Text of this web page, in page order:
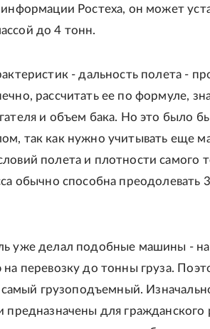
Ростеха, он может
до 4 тонн.
- дальность полета -
рассчитать ее по формуле,
и объем бака. Но это было
так как нужно учитывать еще
полета и плотности самого
обычно способна преодолевать
уже делал подобные машины -
на перевозку до тонны груза.
самый грузоподъемный.
предназначены для гражданского